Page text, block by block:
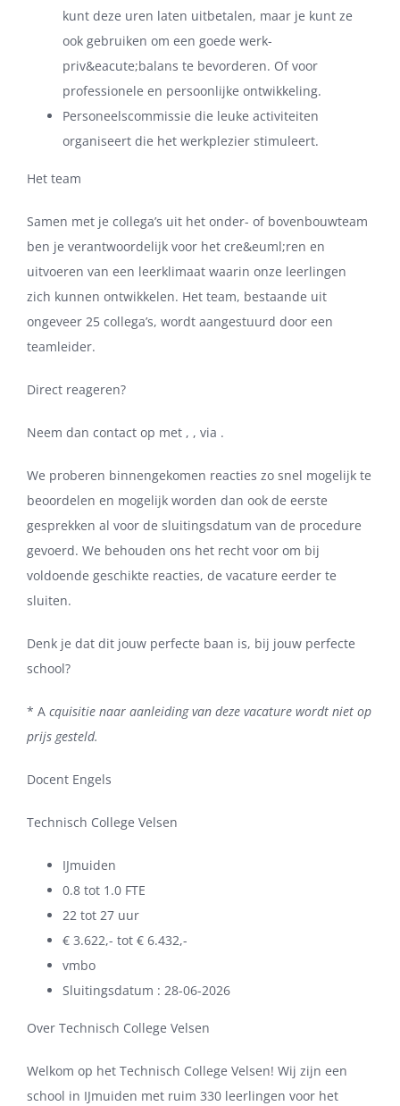
kunt deze uren laten uitbetalen, maar je kunt ze
ook gebruiken om een goede werk-
priv&eacute;balans te bevorderen. Of voor
professionele en persoonlijke ontwikkeling.
Personeelscommissie die leuke activiteiten
organiseert die het werkplezier stimuleert.
Het team
Samen met je collega’s uit het onder- of bovenbouwteam
ben je verantwoordelijk voor het cre&euml;ren en
uitvoeren van een leerklimaat waarin onze leerlingen
zich kunnen ontwikkelen. Het team, bestaande uit
ongeveer 25 collega’s, wordt aangestuurd door een
teamleider.
Direct reageren?
Neem dan contact op met , , via .
We proberen binnengekomen reacties zo snel mogelijk te
beoordelen en mogelijk worden dan ook de eerste
gesprekken al voor de sluitingsdatum van de procedure
gevoerd. We behouden ons het recht voor om bij
voldoende geschikte reacties, de vacature eerder te
sluiten.
Denk je dat dit jouw perfecte baan is, bij jouw perfecte
school?
* A cquisitie naar aanleiding van deze vacature wordt niet op
prijs gesteld.
Docent Engels
Technisch College Velsen
IJmuiden
0.8 tot 1.0 FTE
22 tot 27 uur
€ 3.622,- tot € 6.432,-
vmbo
Sluitingsdatum : 28-06-2026
Over Technisch College Velsen
Welkom op het Technisch College Velsen! Wij zijn een
school in IJmuiden met ruim 330 leerlingen voor het